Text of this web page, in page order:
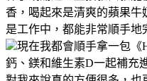
香，喝起來是清爽的蘋果
是工作中，都能非常順手地
現在我都會順手拿一包《
鈣、鎂和維生素D一起補充